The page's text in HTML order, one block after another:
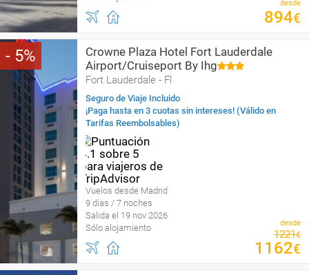
desde
894€
5
Crowne Plaza Hotel Fort Lauderdale
Airport/Cruiseport By Ihg
Fort Lauderdale - Fl
Seguro de Viaje Incluido
¡Paga hasta en 3 cuotas sin intereses! (Válido en
Tarifas Reembolsables)
Vuelos desde Madrid
9 días / 7 noches
Salida el 19 nov 2026
Sólo alojamiento
desde
1221€
1162€